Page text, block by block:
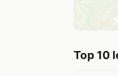
Top 10